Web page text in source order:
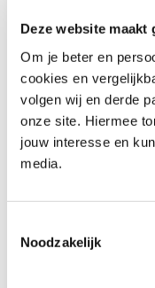
Deze website maakt
Om je beter en
cookies en
volgen wij en derde
onze site. Hiermee
jouw interesse en
media.
Noodzakelijk
Suzuki SV 650 ABS
€ 5.990,-
Uit2023